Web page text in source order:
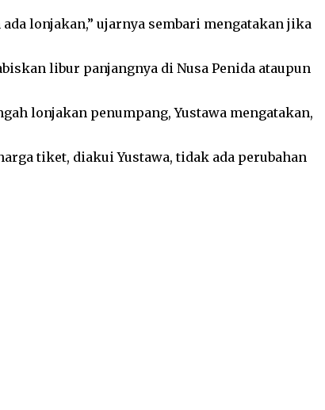
lonjakan,” ujarnya sembari mengatakan jika
libur panjangnya di Nusa Penida ataupun
lonjakan penumpang, Yustawa mengatakan,
tiket, diakui Yustawa, tidak ada perubahan